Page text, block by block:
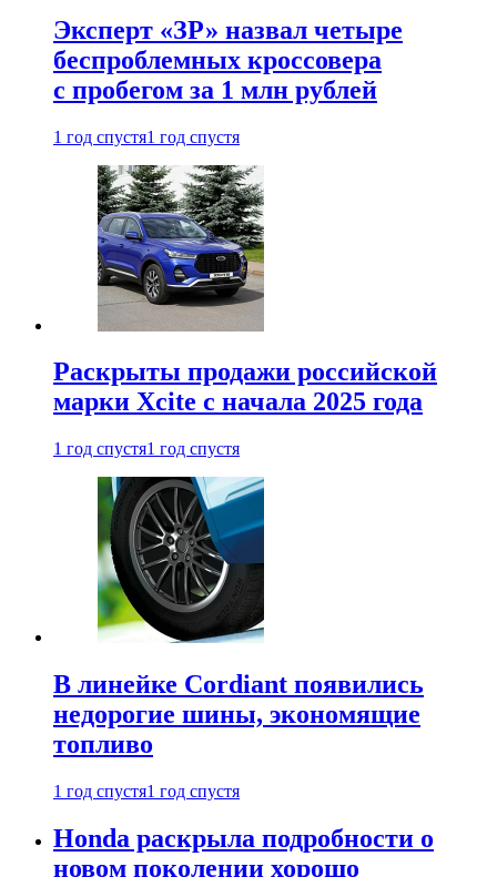
Эксперт «ЗР» назвал четыре
беспроблемных кроссовера
с пробегом за 1 млн рублей
1 год спустя1 год спустя
Раскрыты продажи российской
марки Xcite с начала 2025 года
1 год спустя1 год спустя
В линейке Cordiant появились
недорогие шины, экономящие
топливо
1 год спустя1 год спустя
Honda раскрыла подробности о
новом поколении хорошо